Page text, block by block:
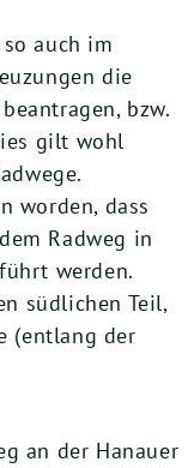
auch im
die
bzw.
gilt wohl
worden, dass
Radweg in
werden.
südlichen Teil,
(entlang der
an der Hanauer